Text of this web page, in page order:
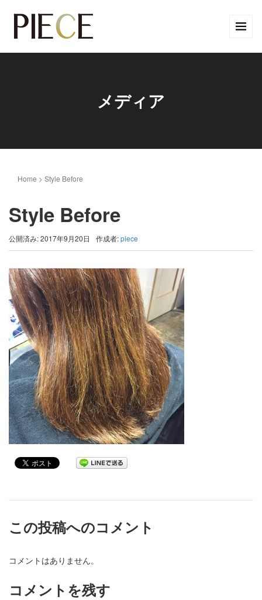
メディア
Home > Style Before
Style Before
公開済み: 2017年9月20日 作成者:piece
この投稿へのコメント
コメントはありません。
コメントを残す